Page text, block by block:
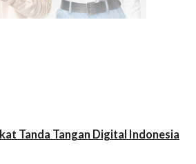
Tanda Tangan Digital Indonesia